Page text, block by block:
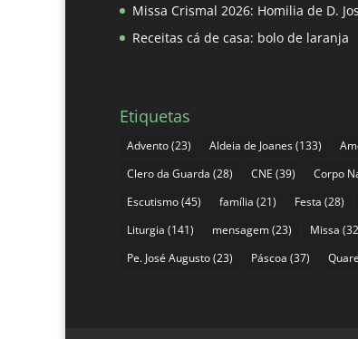
Missa Crismal 2026: Homilia de D.
Receitas cá de casa: bolo de laranja
Etiquetas
Advento(23) Aldeia de Joanes(133)
Clero da Guarda (28) CNE (39) Corpo
Escutismo(45) família (21) Festa (28)
Liturgia (141) mensagem(23) Missa
Pe. José Augusto(23) Páscoa (37)